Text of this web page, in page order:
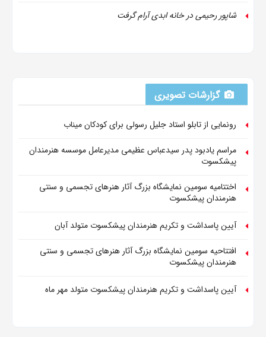
شاپور رحیمی در خانه ابدی آرام گرفت
گزارشات تصویری
رونمایی از تابلو استاد جلیل رسولی برای کودکان میناب
مراسم یادبود پدر سیدعباس عظیمی مدیرعامل موسسه هنرمندان
پیشکسوت
اختتامیه سومین نمایشگاه بزرگ آثار هنرهای تجسمی و سنتی
هنرمندان پیشکسوت
آیین پاسداشت و تکریم هنرمندان پیشکسوت متولد آبان
افتتاحیه سومین نمایشگاه بزرگ آثار هنرهای تجسمی و سنتی
هنرمندان پیشکسوت
آیین پاسداشت و تکریم هنرمندان پیشکسوت متولد مهر ماه